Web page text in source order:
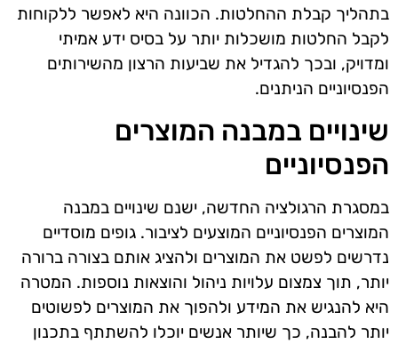
בתהליך קבלת ההחלטות. הכוונה היא לאפשר ללקוחות
לקבל החלטות מושכלות יותר על בסיס ידע אמיתי
ומדויק, ובכך להגדיל את שביעות הרצון מהשירותים
הפנסיוניים הניתנים.
שינויים במבנה המוצרים
הפנסיוניים
במסגרת הרגולציה החדשה, ישנם שינויים במבנה
המוצרים הפנסיוניים המוצעים לציבור. גופים מוסדיים
נדרשים לפשט את המוצרים ולהציג אותם בצורה ברורה
יותר, תוך צמצום עלויות ניהול והוצאות נוספות. המטרה
היא להנגיש את המידע ולהפוך את המוצרים לפשוטים
יותר להבנה, כך שיותר אנשים יוכלו להשתתף בתכנון